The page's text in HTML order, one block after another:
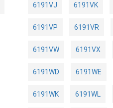
6191VJ 6191VK
6191VP 6191VR
6191VW 6191VX
6191WD 6191WE
6191WK 6191WL